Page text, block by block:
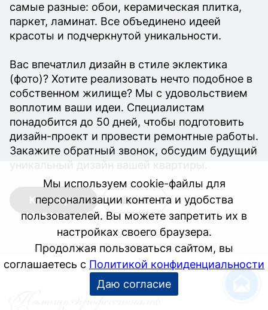
самые разные: обои, керамическая плитка,
паркет, ламинат. Все объединено идеей
красоты и подчеркнутой уникальности.
Вас впечатлил дизайн в стиле эклектика
(фото)? Хотите реализовать нечто подобное в
собственном жилище? Мы с удовольствием
воплотим ваши идеи. Специалистам
понадобится до 50 дней, чтобы подготовить
дизайн-проект и провести ремонтные работы.
Закажите обратный звонок, обсудим будущий
уникальный дизайн вашей квартиры.
Квартиры Дома
Помощь профессионалов